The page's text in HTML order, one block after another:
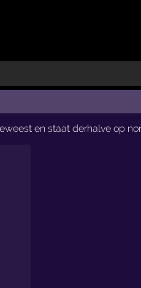
en staat derhalve op